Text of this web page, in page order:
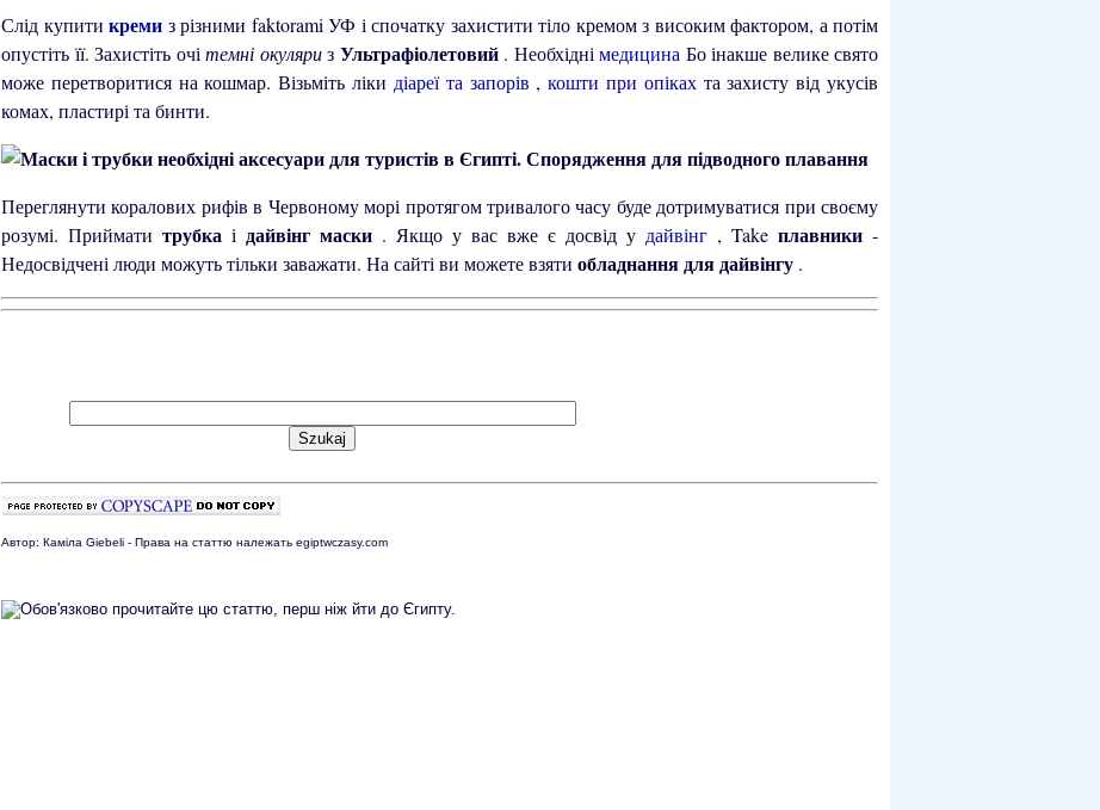
Слід купити креми з різними faktorami УФ і спочатку захистити тіло кремом з високим фактором, а потім
опустіть її. Захистіть очітемні окуляриз Ультрафіолетовий . Необхіднімедицина Бо інакше велике свято
може перетворитися на кошмар. Візьміть ліки діареї та запорів ,кошти при опіках та захисту від укусів
комах, пластирі та бинти.
Спорядження для підводного плавання
Переглянути коралових рифів в Червоному морі протягом тривалого часу буде дотримуватися при своєму
розумі. Приймати трубка і дайвінг маски . Якщо у вас вже є досвід у дайвінг , Take плавники -
Недосвідчені люди можуть тільки заважати. На сайті ви можете взяти обладнання для дайвінгу .
Автор: Каміла Giebeli - Права на статтю належать egiptwczasy.com